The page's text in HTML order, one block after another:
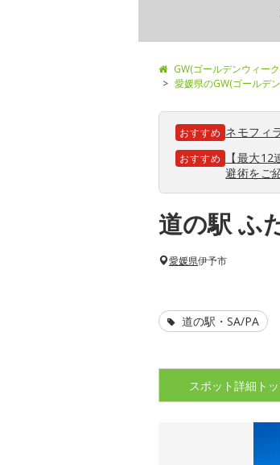
GW(ゴールデンウィー
愛媛県のGW(ゴールデ
おすすめ ネモフィ
おすすめ
【最大
避術をご
道の駅 ふ
愛媛県伊予市
道の駅・SA/PA
スポット詳細 ト